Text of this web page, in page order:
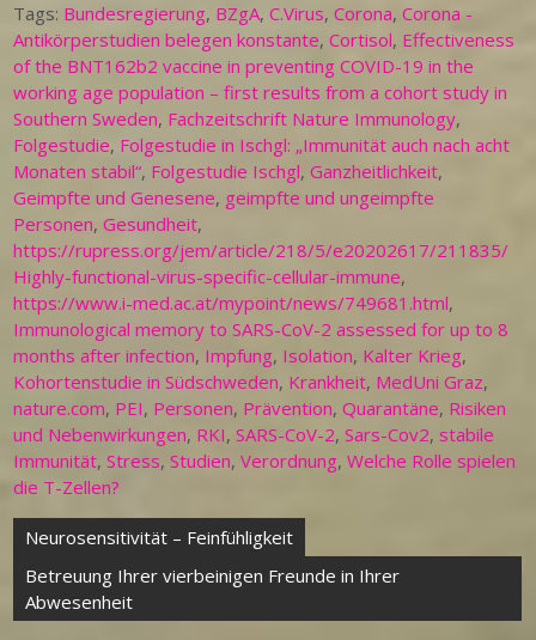
Tags: Bundesregierung, BZgA,C.Virus,Corona,Corona -
Antikörperstudien belegen konstante,Cortisol, Effectiveness
of the BNT162b2 vaccine in preventing COVID-19 in the
working age population – first results from a cohort study in
Southern Sweden, Fachzeitschrift Nature Immunology,
Folgestudie, Folgestudie in Ischgl: „Immunität auch nach acht
Monaten stabil“, Folgestudie Ischgl,Ganzheitlichkeit,
Geimpfte und Genesene, geimpfte und ungeimpfte
Personen,Gesundheit,
https://rupress.org/jem/article/218/5/e20202617/211835/
Highly-functional-virus-specific-cellular-immune,
https://www.i-med.ac.at/mypoint/news/749681.html,
Immunological memory to SARS-CoV-2 assessed for up to 8
months after infection, Impfung, Isolation, Kalter Krieg,
Kohortenstudie in Südschweden, Krankheit, MedUni Graz,
nature.com, PEI, Personen, Prävention,Quarantäne, Risiken
und Nebenwirkungen, RKI,SARS-CoV-2,Sars-Cov2, stabile
Immunität,Stress,Studien,Verordnung,Welche Rolle spielen
die T-Zellen?
Beitragsnavigation
Neurosensitivität – Feinfühligkeit
Betreuung Ihrer vierbeinigen Freunde in Ihrer
Abwesenheit